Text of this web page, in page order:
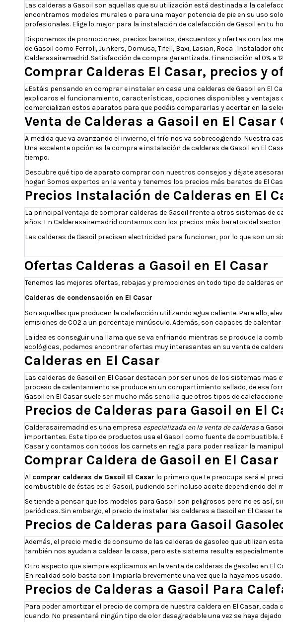
Las calderas a Gasoil son aquellas que su utilización está destinada a la
encontramos modelos murales o para una mayor potencia de pie en su uso
profesionales. Elige lo mejor para la instalación de calefacción de Gasoil en tu
Disponemos de promociones, precios baratos, descuentos y ofertas con las
de Gasoil como Ferroli, Junkers, Domusa, Tifell, Baxi, Lasian, Roca . Instalador
Calderasairemadrid. Satisfacción de compra garantizada. Financiación al 0% a
Comprar Calderas El Casar, precios y
¿Estáis pensando en comprar e instalar en casa una calderas de Gasoil en El
explicaros el funcionamiento, características, opciones disponibles y
comercializan estos aparatos para que podáis compararlas y acertar en la
Venta de Calderas a Gasoil en El Casar
A medida que va avanzando el invierno, el frío nos va sobrecogiendo. Nuestra
Una excelente opción es la compra e instalación de calderas de Gasoil en El
tiempo.
Descubre qué tipo de aparato comprar con nuestros consejos y déjate
hogar! Somos expertos en la venta y tenemos los precios más baratos de El
Precios Instalación de Calderas en El
La principal ventaja de comprar calderas de Gasoil frente a otros sistemas de
años. En Calderasairemadrid contamos con los precios más baratos del sector
Las calderas de Gasoil precisan electricidad para funcionar, por lo que son un
Ofertas Calderas a Gasoil en El Casar
Tenemos las mejores ofertas, rebajas y promociones en todo tipo de calderas
Calderas de condensación en El Casar
Son aquellas que producen la calefacción utilizando agua caliente. Para ello,
emisiones de CO2 a un porcentaje minúsculo. Además, son capaces de
La idea es conseguir una llama que se va enfriando mientras se produce la
ecológicas, podemos encontrar ofertas muy interesantes en su venta de
Calderas en El Casar
Las calderas de Gasoil en El Casar destacan por ser unos de los sistemas
proceso de calentamiento se produce en un compartimiento sellado, de esa
Gasoil en El Casar suele ser mucho más sencilla que otros tipos de
Precios de Calderas para Gasoil en El
Calderasairemadrid es una empresa especializada en la venta de calderasa
importantes. Este tipo de productos usa el Gasoil como fuente de
Casar y contamos con todos los carnets en regla para poder realizar la
Comprar Caldera de Gasoil en El Casar
Al comprar calderas de Gasoil El Casar lo primero que te preocupa será el
combustible de éstas es el Gasoil, pudiendo ser incluso aceite dependiendo
Se tiende a pensar que los modelos para Gasoil son peligrosos pero no es
periódicas. Sin embargo, el precio de instalar las calderas a Gasoil en El
Precios de Calderas para Gasoil
Además, el precio medio de consumo de las calderas de gasoleo que utilizan
también nos ayudan a caldear la casa, pero este sistema resulta
Otro aspecto que siempre explicamos en la venta de calderas de gasoleo en El
En realidad solo basta con limpiarla brevemente una vez que la hayamos usado.
Precios de Calderas a Gasoil Para
Para poder amortizar el precio de compra de nuestra caldera en El Casar,
cuando. No presentará ningún tipo de olor desagradable una vez se haya dejado